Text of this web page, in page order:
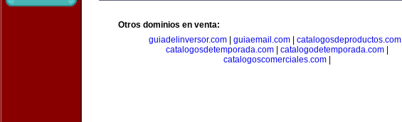
Otros dominios en venta:
guiadelinversor.com| guiaemail.com| catalogosdeproductos.com|
catalogosdetemporada.com| catalogodetemporada.com|
catalogoscomerciales.com|